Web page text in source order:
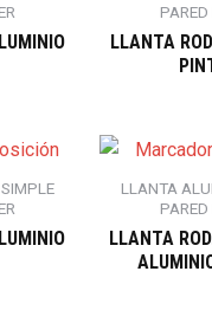
LLANTA
LLANTA
LLANTA